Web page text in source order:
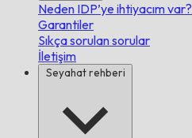
Neden IDP’ye ihtiyacım var?
Garantiler
Sıkça sorulan sorular
İletişim
Seyahat rehberi